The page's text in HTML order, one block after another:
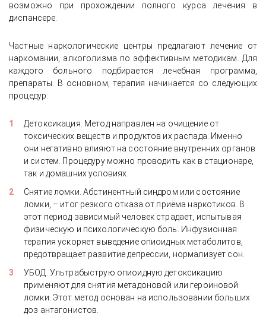
возможно при прохождении полного курса лечения в
диспансере.
Частные наркологические центры предлагают лечение от
наркомании, алкоголизма по эффективным методикам. Для
каждого больного подбирается лечебная программа,
препараты. В основном, терапия начинается со следующих
процедур:
Детоксикация. Метод направлен на очищение от
токсических веществ и продуктов их распада. Именно
они негативно влияют на состояние внутренних органов
и систем. Процедуру можно проводить как в стационаре,
так и домашних условиях.
Снятие ломки. Абстинентный синдром или состояние
ломки, – итог резкого отказа от приёма наркотиков. В
этот период зависимый человек страдает, испытывая
физическую и психологическую боль. Инфузионная
терапия ускоряет выведение опиоидных метаболитов,
предотвращает развитие депрессии, нормализует сон.
УБОД. Ультрабыструю опиоидную детоксикацию
применяют для снятия метадоновой или героиновой
ломки. Этот метод основан на использовании больших
доз антагонистов.